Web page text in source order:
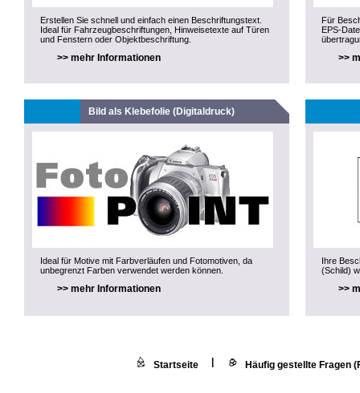
Erstellen Sie schnell und einfach einen Beschriftungstext.
Ideal für Fahrzeugbeschriftungen, Hinweisetexte auf Türen
und Fenstern oder Objektbeschriftung.
>> mehr Informationen
Für
EPS-
>>
Bild als Klebefolie (Digitaldruck)
Ideal für Motive mit Farbverläufen und Fotomotiven, da
unbegrenzt Farben verwendet werden können.
>> mehr Informationen
Ihre
(Schild)
>>
Startseite Häufig gestellte Fragen